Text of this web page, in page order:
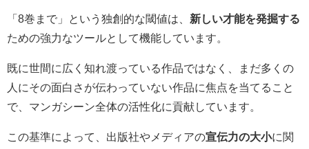
「8巻まで」という独創的な閾値は、 新しい才能を発掘する
ための強力なツールとして機能しています。
既に世間に広く知れ渡っている作品ではなく、まだ多くの
人にその面白さが伝わっていない作品に焦点を当てること
で、マンガシーン全体の活性化に貢献しています。
この基準によって、出版社やメディアの宣伝力の大小に関